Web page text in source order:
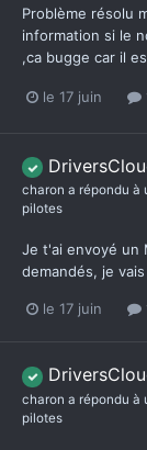
Problème résolu
information si le
,ca bugge car il
le 17 juin
charon a répondu à
pilotes
Je t'ai envoyé un
demandés, je
le 17 juin
charon a répondu à
pilotes